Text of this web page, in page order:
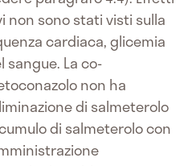
sono stati visti sulla
cardiaca, glicemia
sangue. La co-
non ha
di salmeterolo
di salmeterolo con